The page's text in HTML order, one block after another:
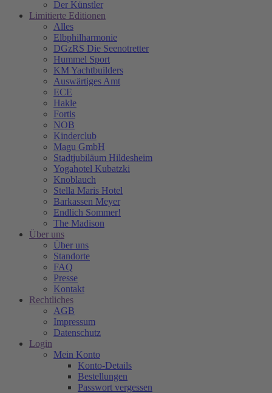
Der Künstler
Limitierte Editionen
Alles
Elbphilharmonie
DGzRS Die Seenotretter
Hummel Sport
KM Yachtbuilders
Auswärtiges Amt
ECE
Hakle
Fortis
NOB
Kinderclub
Magu GmbH
Stadtjubiläum Hildesheim
Yogahotel Kubatzki
Knoblauch
Stella Maris Hotel
Barkassen Meyer
Endlich Sommer!
The Madison
Über uns
Über uns
Standorte
FAQ
Presse
Kontakt
Rechtliches
AGB
Impressum
Datenschutz
Login
Mein Konto
Konto-Details
Bestellungen
Passwort vergessen